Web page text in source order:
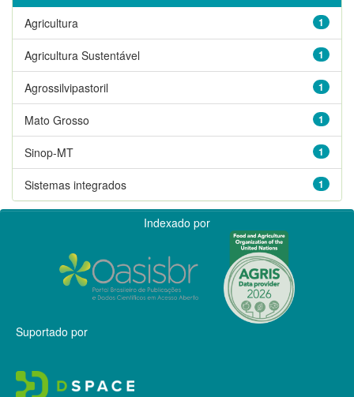
1
Agricultura
1
Agricultura Sustentável
1
Agrossilvipastoril
1
Mato Grosso
1
Sinop-MT
1
Sistemas integrados
Indexado por
Suportado por